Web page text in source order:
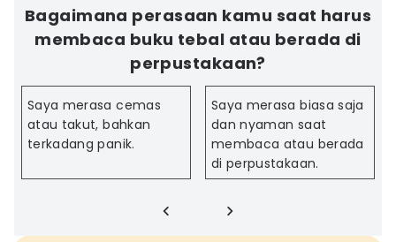
Bagaimana perasaan kamu saat harus
membaca buku tebal atau berada di
perpustakaan?
Saya merasa cemas
atau takut, bahkan
terkadang panik.
Saya merasa biasa saja
dan nyaman saat
membaca atau berada
di perpustakaan.